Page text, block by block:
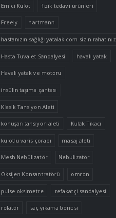
Emici Külot fizik tedavi ürünleri
Freely hartmann
hastanızın sağlığı yatalak.com sizin rahatınız
Hasta Tuvalet Sandalyesi havalı yatak
Havalı yatak ve motoru
insülin taşıma çantası
Klasik Tansiyon Aleti
konuşan tansiyon aleti Kulak Tıkacı
külotlu varis çorabı masaj aleti
Mesh Nebülizatör Nebulizatör
Oksijen Konsantratörü omron
pulse oksimetre refakatçi sandalyesi
rolatör saç yıkama bonesi